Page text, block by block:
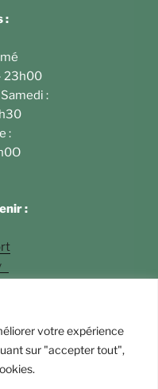
votre expérience
sur "accepter tout",
:
23h00
:
:
:
Andrey Langlois